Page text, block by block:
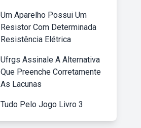
Um Aparelho Possui Um
Resistor Com Determinada
Resistência Elétrica
Ufrgs Assinale A Alternativa
Que Preenche Corretamente
As Lacunas
Tudo Pelo Jogo Livro 3